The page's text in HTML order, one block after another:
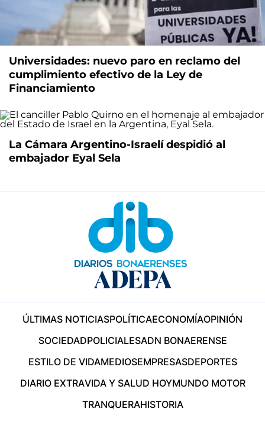
Universidades: nuevo paro en reclamo del
cumplimiento efectivo de la Ley de
Financiamiento
La Cámara Argentino-Israelí despidió al
embajador Eyal Sela
ÚLTIMAS NOTICIASPOLÍTICAECONOMÍAOPINIÓN
SOCIEDADPOLICIALESADN BONAERENSE
ESTILO DE VIDAMEDIOSEMPRESASDEPORTES
DIARIO EXTRAVIDA Y SALUD HOYMUNDO MOTOR
TRANQUERAHISTORIA